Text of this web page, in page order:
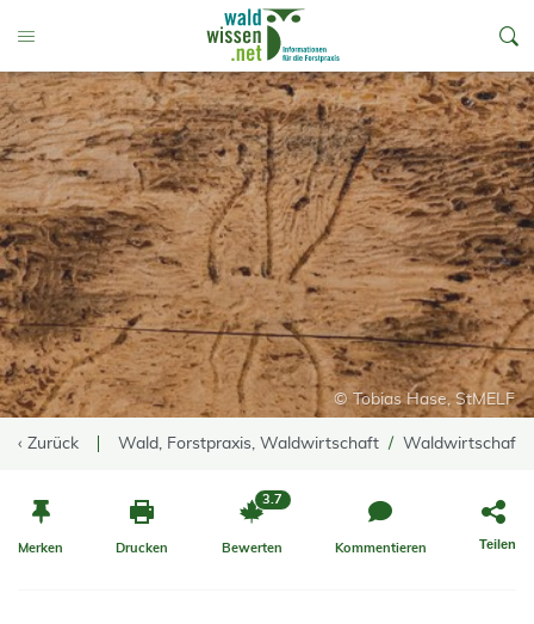
Toggle Menu
© Tobias Hase, StMELF
‹ Zurück Wald, Forstpraxis, Waldwirtschaft Waldwirtschaft
Merken Drucken Bewerten
3.7
Kommentieren Teilen